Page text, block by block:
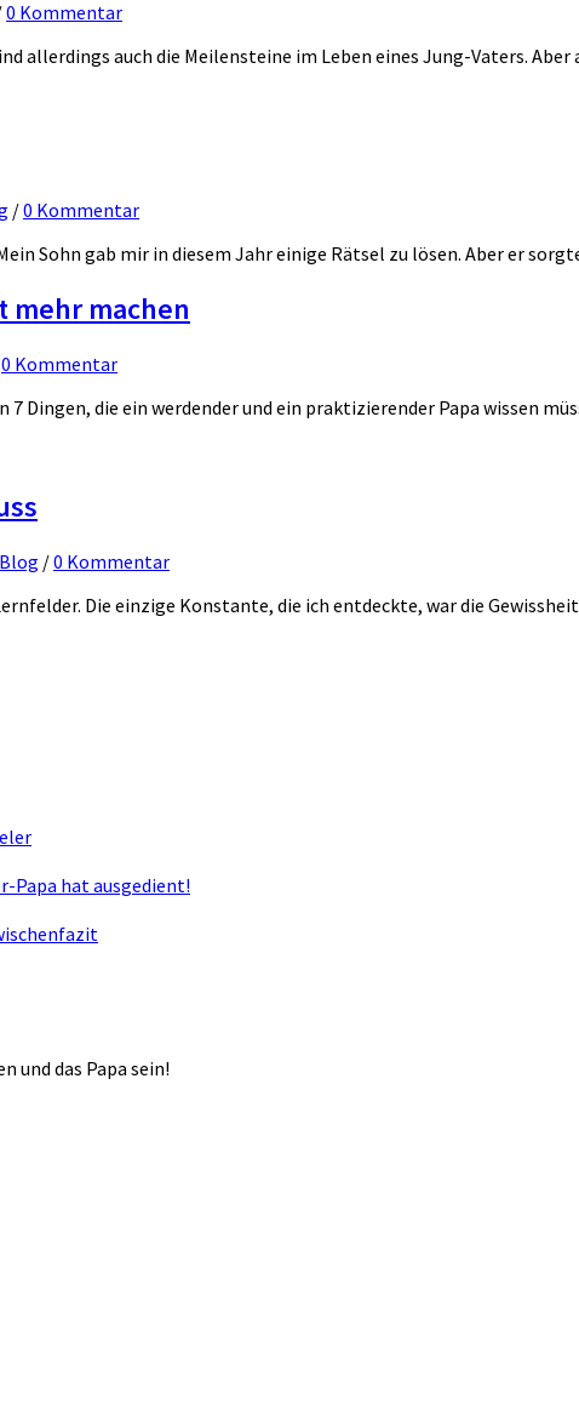
0 Kommentar
allerdings auch die Meilensteine im Leben eines Jung-Vaters.
/0 Kommentar
Sohn gab mir in diesem Jahr einige Rätsel zu lösen. Aber er
mehr machen
0 Kommentar
7 Dingen, die ein werdender und ein praktizierender Papa wissen
/0 Kommentar
Die einzige Konstante, die ich entdeckte, war die
Papa hat ausgedient!
und das Papa sein!